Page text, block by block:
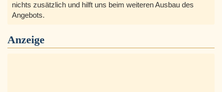
nichts zusätzlich und hilft uns beim weiteren Ausbau des
Angebots.
Anzeige